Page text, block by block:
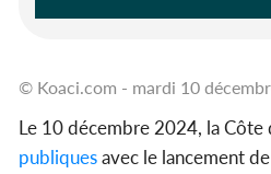
© Koaci.com - mardi 10
Le 10 décembre 2024, la Côte
publiquesavec le lancement